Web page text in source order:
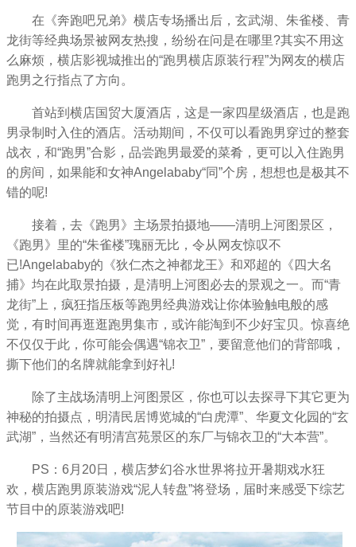
在《奔跑吧兄弟》横店专场播出后，玄武湖、朱雀楼、青
龙街等经典场景被网友热搜，纷纷在问是在哪里?其实不用这
么麻烦，横店影视城推出的“跑男横店原装行程”为网友的横店
跑男之行指点了方向。
首站到横店国贸大厦酒店，这是一家四星级酒店，也是跑
男录制时入住的酒店。活动期间，不仅可以看跑男穿过的整套
战衣，和“跑男”合影，品尝跑男最爱的菜肴，更可以入住跑男
的房间，如果能和女神Angelababy“同”个房，想想也是极其不
错的呢!
接着，去《跑男》主场景拍摄地——清明上河图景区，
《跑男》里的“朱雀楼”瑰丽无比，令从网友惊叹不
已!Angelababy的《狄仁杰之神都龙王》和邓超的《四大名
捕》均在此取景拍摄，是清明上河图必去的景观之一。而“青
龙街”上，疯狂指压板等跑男经典游戏让你体验触电般的感
觉，有时间再逛逛跑男集市，或许能淘到不少好宝贝。惊喜绝
不仅仅于此，你可能会偶遇“锦衣卫”，要留意他们的背部哦，
撕下他们的名牌就能拿到好礼!
除了主战场清明上河图景区，你也可以去探寻下其它更为
神秘的拍摄点，明清民居博览城的“白虎潭”、华夏文化园的“玄
武湖”，当然还有明清宫苑景区的东厂与锦衣卫的“大本营”。
PS：6月20日，横店梦幻谷水世界将拉开暑期戏水狂
欢，横店跑男原装游戏“泥人转盘”将登场，届时来感受下综艺
节目中的原装游戏吧!